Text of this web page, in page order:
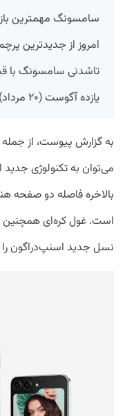
سامسونگ مهمترین
یازده آگوست (۲۰ مرداد) روانه بازار می‌شود.
به گزارش پیوست، از
می‌توان به تکنولوژی
بالاخره فاصله دو صفحه
است. غول کره‌ای همچنین
نسل جدید اسنپ‌دراگون را در زد فولد ۵